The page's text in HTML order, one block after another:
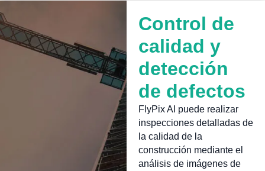
Control de
calidad y
detección
de defectos
FlyPix AI puede realizar
inspecciones detalladas de
la calidad de la
construcción mediante el
análisis de imágenes de